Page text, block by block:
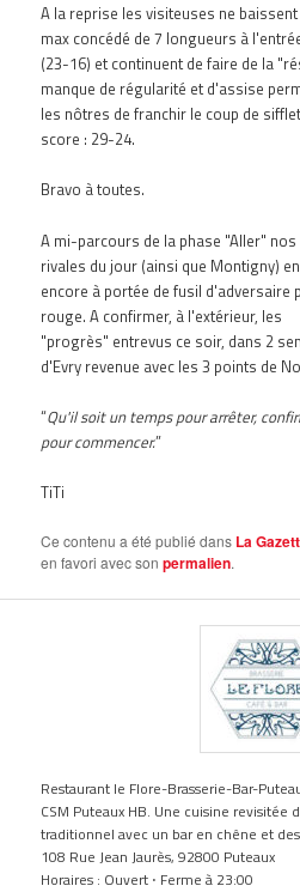
A la reprise les visiteuses ne
max concédé de 7 longueurs à
(23-16) et continuent de faire de la
manque de régularité et d'assise
les nôtres de franchir le coup de
score : 29-24.
Bravo à toutes.
A mi-parcours de la phase "Aller"
rivales du jour (ainsi que Montigny)
encore à portée de fusil d'adversaire
rouge. A confirmer, à l'extérieur, les
"progrès" entrevus ce soir, dans 2
d'Evry revenue avec les 3 points de
“Qu'il soit un temps pour arrêter,
pour commencer.”
TiTi
Ce contenu a été publié dans La
en favori avec sonpermalien.
Restaurant le Flore-Brasserie-Bar-
CSM Puteaux HB. Une cuisine revisitée
traditionnel avec un bar en chêne et
108 Rue Jean Jaurès, 92800 Puteaux
Horaires : Ouvert ⋅ Ferme à 23:00